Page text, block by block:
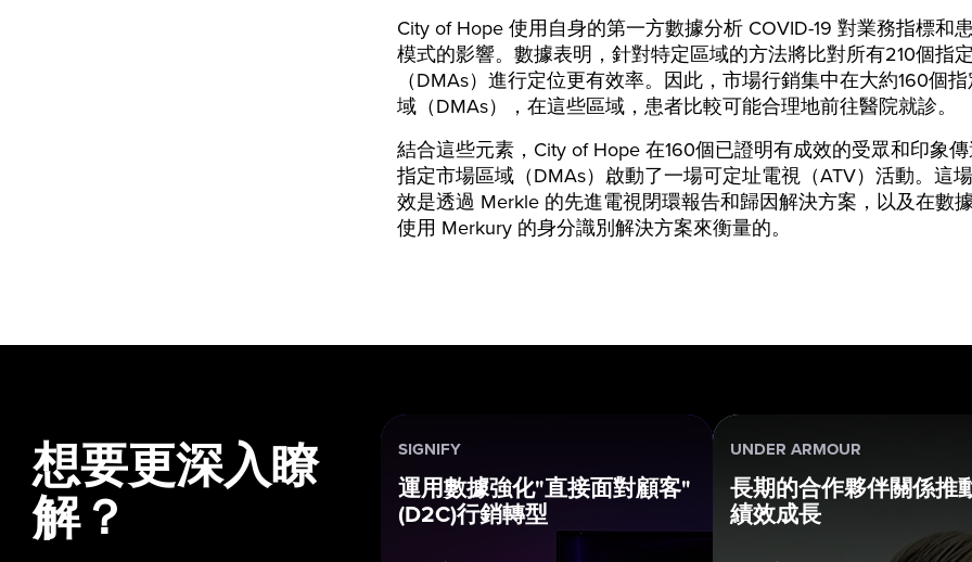
City of Hope 使用自身的第一方數據分析 COVID-19 對業務指標和
模式的影響。數據表明，針對特定區域的方法將比對所有210個指
（DMAs）進行定位更有效率。因此，市場行銷集中在大約160個
域（DMAs），在這些區域，患者比較可能合理地前往醫院就診。
結合這些元素，City of Hope 在160個已證明有成效的受眾和印象
指定市場區域（DMAs）啟動了一場可定址電視（ATV）活動。這
效是透過 Merkle 的先進電視閉環報告和歸因解決方案，以及在數
使用 Merkury 的身分識別解決方案來衡量的。
想要更深入瞭
解？
SIGNIFY
運用數據強化"直接面對顧客"
(D2C)行銷轉型
UNDER ARMOUR
長期的合作夥伴關係推
績效成長